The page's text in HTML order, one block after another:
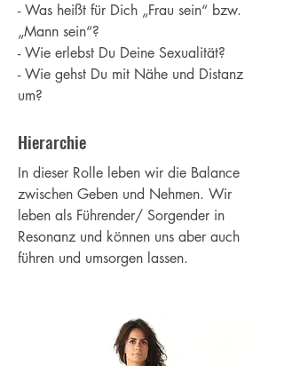
- Was heißt für Dich „Frau sein“ bzw.
„Mann sein“?
- Wie erlebst Du Deine Sexualität?
- Wie gehst Du mit Nähe und Distanz
um?
Hierarchie
In dieser Rolle leben wir die Balance
zwischen Geben und Nehmen. Wir
leben als Führender/ Sorgender in
Resonanz und können uns aber auch
führen und umsorgen lassen.